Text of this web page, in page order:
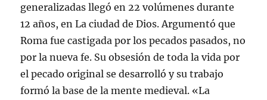
generalizadas llegó en 22 volúmenes durante
12 años, en La ciudad de Dios. Argumentó que
Roma fue castigada por los pecados pasados, no
por la nueva fe. Su obsesión de toda la vida por
el pecado original se desarrolló y su trabajo
formó la base de la mente medieval. «La